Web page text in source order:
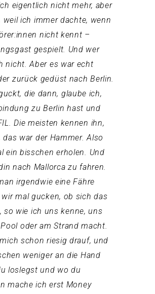
eigentlich nicht mehr, aber
ich immer dachte, wenn
nicht kennt –
gespielt. Und wer
nicht. Aber es war echt
zurück gedüst nach Berlin.
die dann, glaube ich,
zu Berlin hast und
Die meisten kennen ihn,
war der Hammer. Also
ein bisschen erholen. Und
nach Mallorca zu fahren.
irgendwie eine Fähre
mal gucken, ob sich das
so wie ich uns kenne, uns
oder am Strand macht.
schon riesig drauf, und
weniger an die Hand
loslegst und wo du
mache ich erst Money